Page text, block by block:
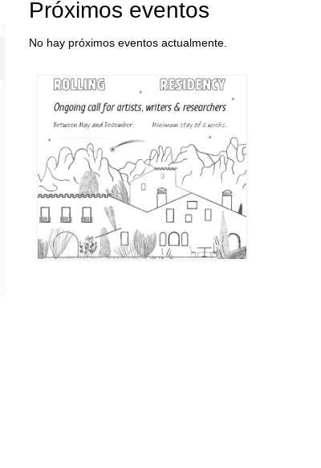
Próximos eventos
No hay próximos eventos actualmente.